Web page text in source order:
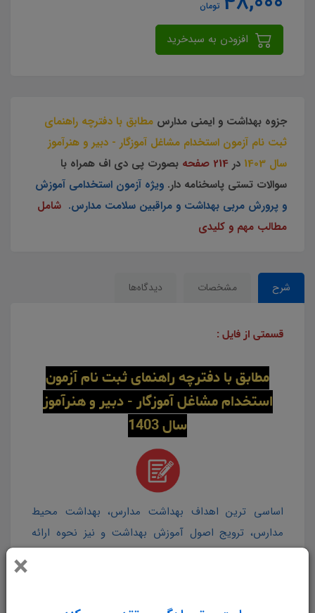
×
تومان
جزوه بهداشت و ایمنی مدارس مطابق با دفترچه راهنمای
ثبت نام آزمون استخدام مشاغل آموزگار - دبیر و هنرآموز
سال 1403
در 214 صفحه
بصورت پی دی اف همراه با
سوالات تستی پاسخنامه دار. ویژه آزمون استخدامی آموزش
و پرورش مربی بهداشت و مراقبین سلامت مدارس. شامل
مطالب مهم و کلیدی
شرح مشخصات دیدگاه‌ها
قسمتی از فایل :
مطابق با دفترچه راهنمای ثبت نام آزمون
استخدام مشاغل آموزگار - دبیر و هنرآموز
سال 1403
اساسی ترین اهداف بهداشت مدارس، بهداشت محیط
مدارس، ترویج اصول آموزش بهداشت و نیز نحوه ارائه